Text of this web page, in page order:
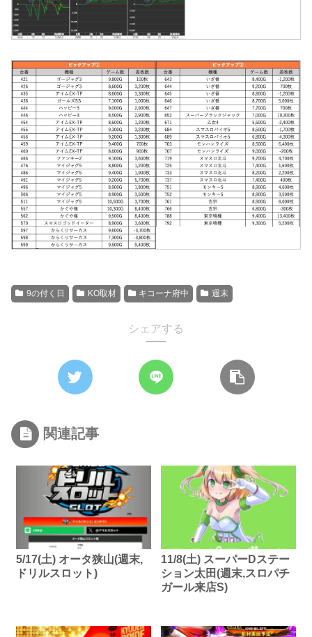
9の付く日 KO取材 キコーナ府中 週末
シェアする
関連記事
5/17(土) オータ狭山(週末,
ドリルスロット)
11/8(土) スーパーDステー
ション太田(週末,スロパチ
ガール来店S)